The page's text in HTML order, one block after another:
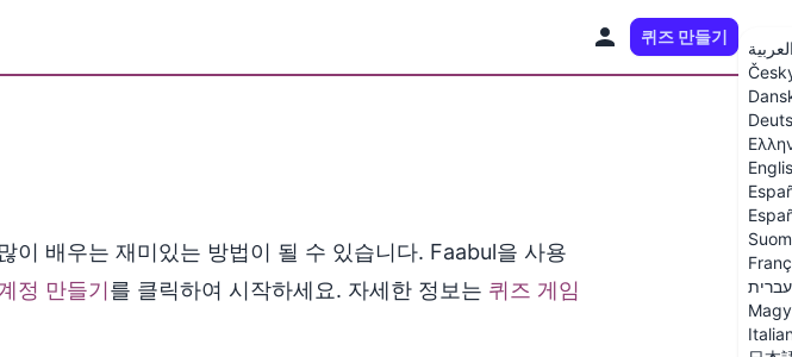
퀴즈 만들기
עברית
이 배우는 재미있는 방법이 될 수 있습니다. Faabul을 사용
정 만들기를 클릭하여 시작하세요. 자세한 정보는 퀴즈 게임